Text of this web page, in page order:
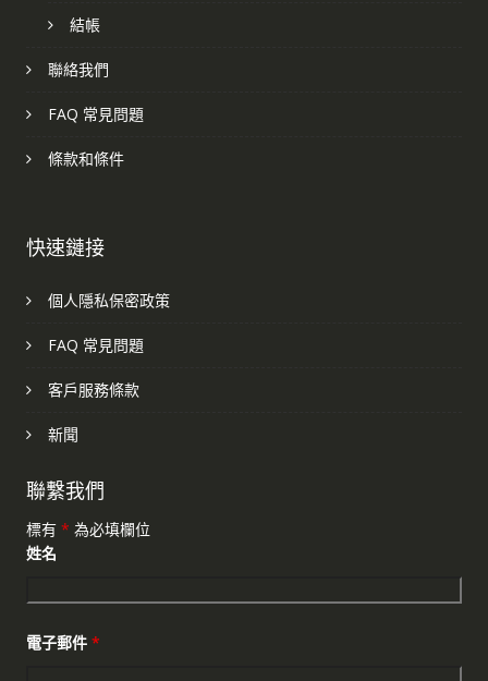
結帳
聯絡我們
FAQ 常見問題
條款和條件
快速鏈接
個人隱私保密政策
FAQ 常見問題
客戶服務條款
新聞
聯繫我們
標有 * 為必填欄位
姓名
電子郵件 *